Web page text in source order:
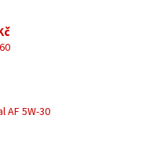
AF 5W-30